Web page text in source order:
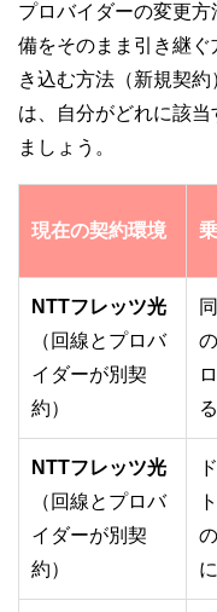
プロバイダーの変更
備をそのまま引き継ぐ
き込む方法（新規契
は、自分がどれに該
ましょう。
現在の契約環境
NTTフレッツ光
（回線とプロバ
イダーが別契
約）
る
NTTフレッツ光
（回線とプロバ
イダーが別契
約）